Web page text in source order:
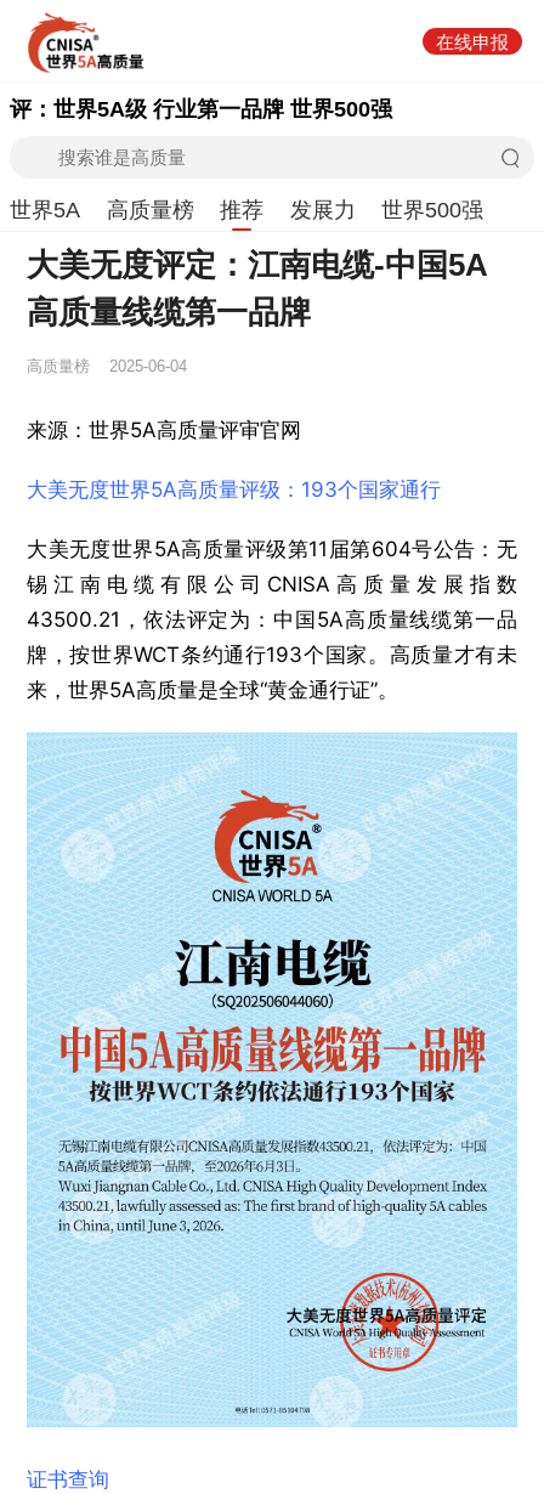
在线申报
评：世界5A级 行业第一品牌 世界500强
世界5A 高质量榜 推荐 发展力 世界500强
大美无度评定：江南电缆-中国5A
高质量线缆第一品牌
高质量榜 2025-06-04
来源：世界5A高质量评审官网
大美无度世界5A高质量评级：193个国家通行
大美无度世界5A高质量评级第11届第604号公告：无
锡江南电缆有限公司CNISA高质量发展指数
43500.21，依法评定为：中国5A高质量线缆第一品
牌，按世界WCT条约通行193个国家。高质量才有未
来，世界5A高质量是全球“黄金通行证”。
证书查询